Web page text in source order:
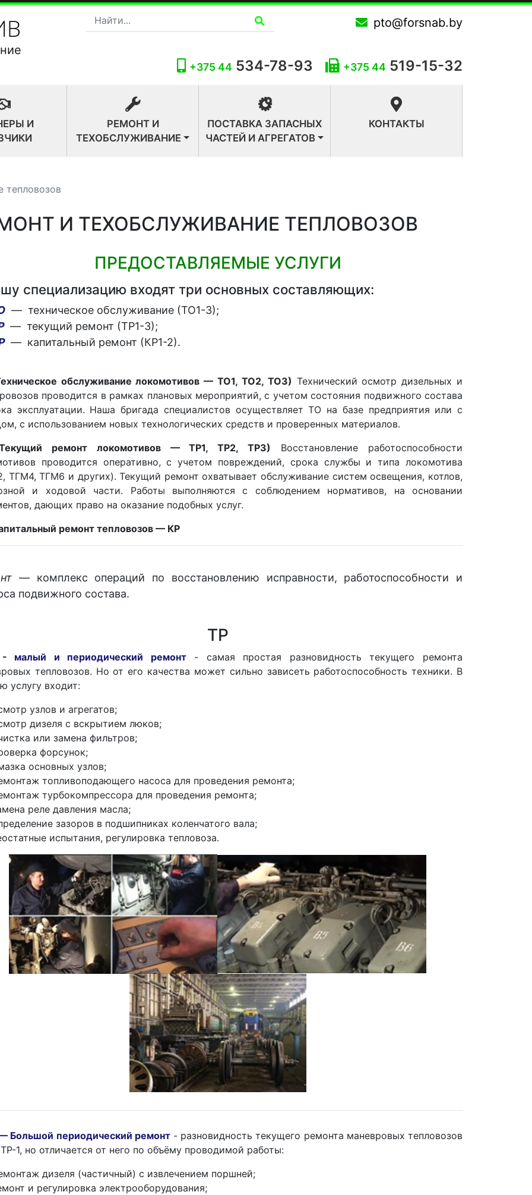
pto@forsnab.by
+375 44 534-78-93 +375 44 519-15-32
И
РЕМОНТ И
ТЕХОБСЛУЖИВАНИЕ
ПОСТАВКА ЗАПАСНЫХ
ЧАСТЕЙ И АГРЕГАТОВ
КОНТАКТЫ
тепловозов
И ТЕХОБСЛУЖИВАНИЕ ТЕПЛОВОЗОВ
ПРЕДОСТАВЛЯЕМЫЕ УСЛУГИ
специализацию входят три основных составляющих:
— техническое обслуживание (ТО1-3);
— текущий ремонт (ТР1-3);
— капитальный ремонт (КР1-2).
обслуживание локомотивов — ТО1, ТО2, ТО3) Технический осмотр дизельных и
проводится в рамках плановых мероприятий, с учетом состояния подвижного состава
эксплуатации. Наша бригада специалистов осуществляет ТО на базе предприятия или с
с использованием новых технологических средств и проверенных материалов.
ремонт локомотивов — ТР1, ТР2, ТР3)
Восстановление работоспособности
проводится оперативно, с учетом повреждений, срока службы и типа локомотива
ТГМ4, ТГМ6 и других). Текущий ремонт охватывает обслуживание систем освещения, котлов,
и ходовой части. Работы выполняются с соблюдением нормативов, на основании
дающих право на оказание подобных услуг.
ремонт тепловозов — КР
— комплекс операций по восстановлению исправности, работоспособности и
подвижного состава.
ТР
малый и периодический ремонт- самая простая разновидность текущего ремонта
тепловозов. Но от его качества может сильно зависеть работоспособность техники. В
услугу входит:
узлов и агрегатов;
дизеля с вскрытием люков;
или замена фильтров;
форсунок;
основных узлов;
топливоподающего насоса для проведения ремонта;
турбокомпрессора для проведения ремонта;
реле давления масла;
зазоров в подшипниках коленчатого вала;
испытания, регулировка тепловоза.
Большой периодический ремонт- разновидность текущего ремонта маневровых тепловозов
1, но отличается от него по объёму проводимой работы:
дизеля (частичный) с извлечением поршней;
и регулировка электрооборудования;